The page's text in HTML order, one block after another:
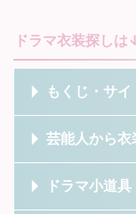
ドラマ衣装探し
もくじ・サ
芸能人から衣
ドラマ小道